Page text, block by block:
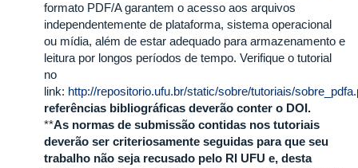
formato PDF/A garantem o acesso aos arquivos
independentemente de plataforma, sistema operacional
ou mídia, além de estar adequado para armazenamento e
leitura por longos períodos de tempo. Verifique o tutorial
no
link: http://repositorio.ufu.br/static/sobre/tutoriais/
referências bibliográficas deverão conter o DOI.
**As normas de submissão contidas nos tutoriais
deverão ser criteriosamente seguidas para que seu
trabalho não seja recusado pelo RI UFU e, desta